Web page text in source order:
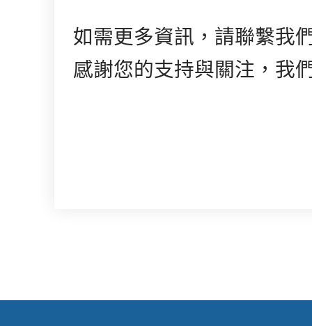
如需更多資訊，請聯繫我
感謝您的支持與關注，我